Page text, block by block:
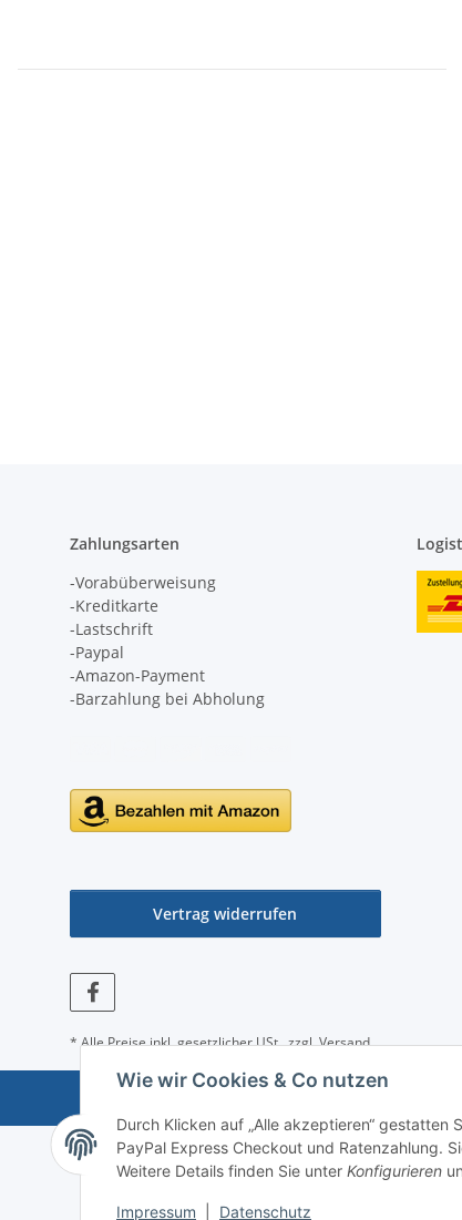
Wie wir Cookies & Co nutzen
Durch Klicken auf „Alle akzeptieren“ gestatten
PayPal Express Checkout und Ratenzahlung.
Weitere Details finden Sie unter Konfigurieren
Impressum Datenschutz
Zahlungsarten
-Vorabüberweisung
-Kreditkarte
-Lastschrift
-Paypal
-Amazon-Payment
-Barzahlung bei Abholung
Vertrag widerrufen
* Alle Preise inkl. gesetzlicher USt., zzgl.Versand